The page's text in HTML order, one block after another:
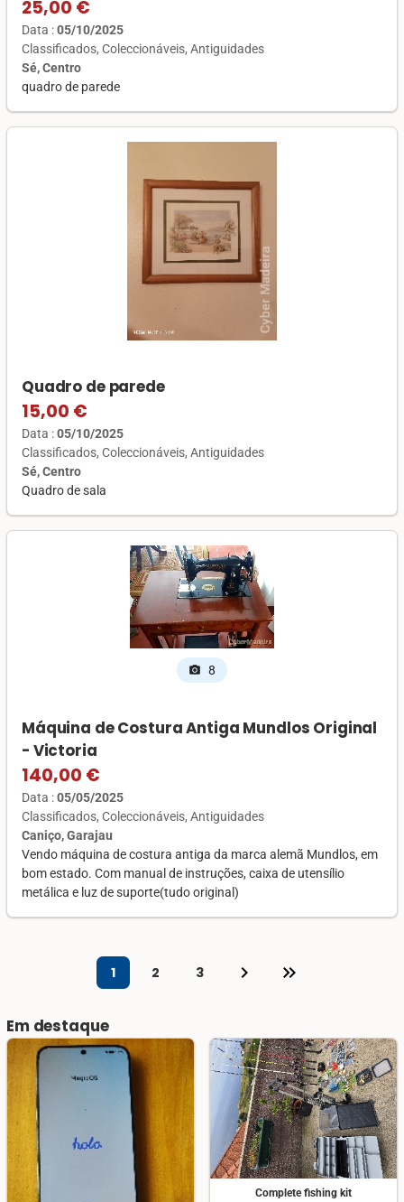
25,00 €
Data :05/10/2025
Classificados Coleccionáveis Antiguidades
Sé, Centro
quadro de parede
Quadro de parede
15,00 €
Data :05/10/2025
Classificados Coleccionáveis Antiguidades
Sé, Centro
Quadro de sala
photo_camera 8
Máquina de Costura Antiga Mundlos Original
- Victoria
140,00 €
Data :05/05/2025
Classificados Coleccionáveis Antiguidades
Caniço, Garajau
Vendo máquina de costura antiga da marca alemã Mundlos, em
bom estado. Com manual de instruções, caixa de utensílio
metálica e luz de suporte(tudo original)
1 2 3 keyboard_arrow_right keyboard_double_arrow_right
Em destaque
Complete fishing kit